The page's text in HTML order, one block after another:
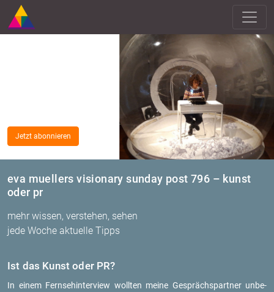
eva muellers visionary sunday post 796 – kunst
oder pr
mehr wissen, verstehen, sehen
jede Woche aktuelle Tipps
Jetzt abonnieren
Ist das Kunst oder PR?
In einem Fern­seh­in­ter­view woll­ten meine Ge­sprächs­part­ner un­be­